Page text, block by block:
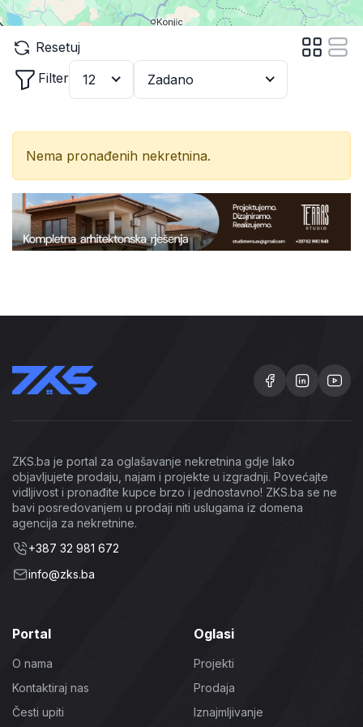
Resetuj
Filter
12 Zadano
Nema pronađenih nekretnina.
ZKS.ba je portal za oglašavanje nekretnina gdje lako
objavljujete prodaju, najam i projekte u izgradnji. Povećajte
vidljivost i pronađite kupce brzo i jednostavno! ZKS.ba se ne
bavi posredovanjem u prodaji niti uslugama iz domena
agencija za nekretnine.
+387 32 981 672
info@zks.ba
Portal
O nama
Kontaktiraj nas
Česti upiti
Oglasi
Projekti
Prodaja
Iznajmljivanje